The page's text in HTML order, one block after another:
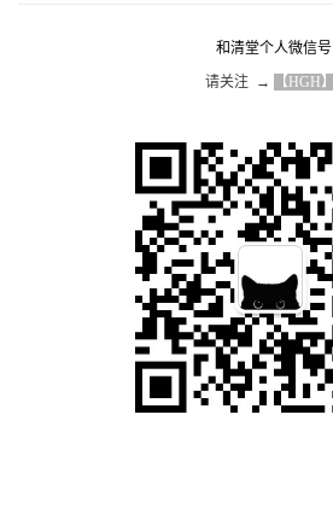
和清堂个人微信号
请关注  → 【HGH】